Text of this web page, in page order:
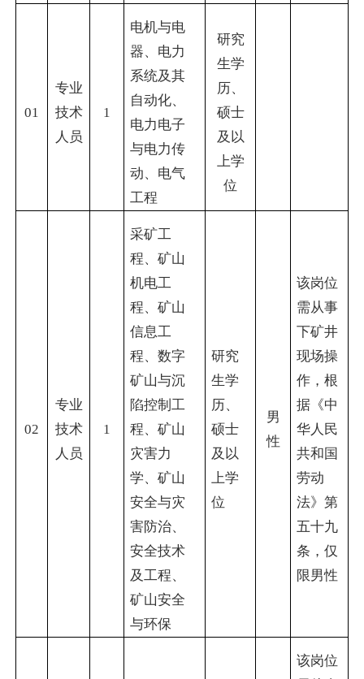
01
专业
技术
人员
1
电机与电
器、电力
系统及其
自动化、
电力电子
与电力传
动、电气
工程
研究
生学
历、
硕士
及以
上学
位
02
专业
技术
人员
1
采矿工
程、矿山
机电工
程、矿山
信息工
程、数字
矿山与沉
陷控制工
程、矿山
灾害力
学、矿山
安全与灾
害防治、
安全技术
及工程、
矿山安全
与环保
研究
生学
历、
硕士
及以
上学
位
男
性
该岗位
需从事
下矿井
现场操
作，根
据《中
华人民
共和国
劳动
法》第
五十九
条，仅
限男性
该岗位